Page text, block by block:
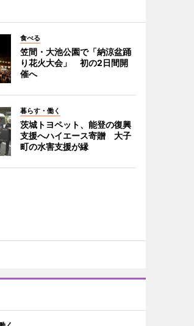
食べる
笠間・大池公園で「納涼盆踊
り花火大会」 初の2日間開
催へ
暮らす・働く
茨城トヨペット、能登の復興
支援へハイエース寄贈 大子
町の水害支援が縁